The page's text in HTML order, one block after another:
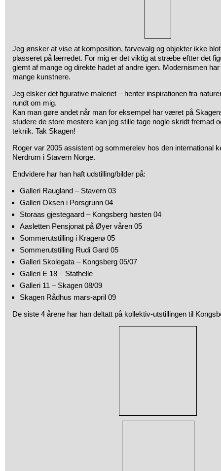
Jeg ønsker at vise at komposition, farvevalg og objekter ikke
plasseret på lærredet. For mig er det viktig at stræbe eftter det
glemt af mange og direkte hadet af andre igen. Modernismen
mange kunstnere.
Jeg elsker det figurative maleriet – henter inspirationen fra
rundt om mig.
Kan man gøre andet når man for eksempel har været på
studere de store mestere kan jeg stille tage nogle skridt fremad
teknik. Tak Skagen!
Roger var 2005 assistent og sommerelev hos den international
Nerdrum i Stavern Norge.
Endvidere har han haft udstilling/bilder på:
Galleri Raugland – Stavern 03
Galleri Oksen i Porsgrunn 04
Storaas gjestegaard – Kongsberg høsten 04
Aasletten Pensjonat på Øyer våren 05
Sommerutstilling i Kragerø 05
Sommerutstilling Rudi Gard 05
Galleri Skolegata – Kongsberg 05/07
Galleri E 18 – Stathelle
Galleri 11 – Skagen 08/09
Skagen Rådhus mars-april 09
De siste 4 årene har han deltatt på kollektiv-utstillingen til